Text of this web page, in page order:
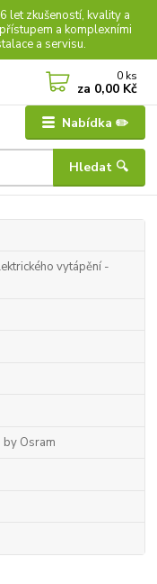
let zkušeností, kvality a
a komplexními
a servisu.
Nabídka ✏️
Hledat 🔍
0 ks
za 0,00 Kč
vytápění -
by Osram